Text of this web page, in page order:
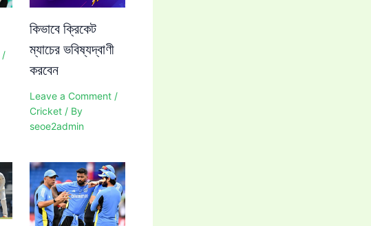
/
কিভাবে ক্রিকেট
ম্যাচের ভবিষ্যদ্বাণী
করবেন
Leave a Comment /
Cricket / By
seoe2admin